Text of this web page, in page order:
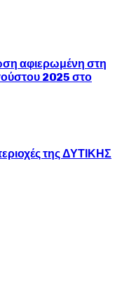
αφιερωμένη στη
2025 στο
της ΔΥΤΙΚΗΣ